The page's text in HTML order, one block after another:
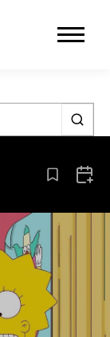
Aus den